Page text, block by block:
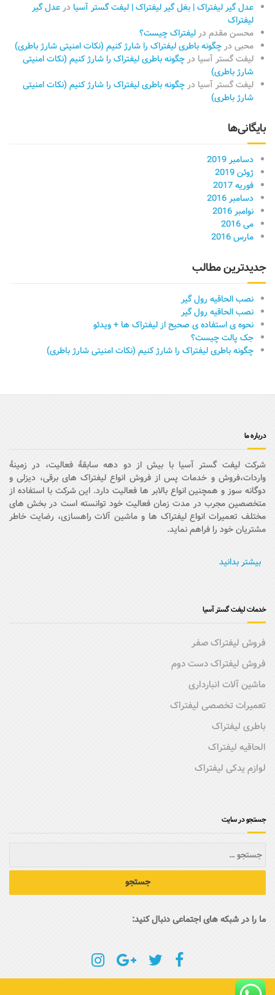
عدل گیر لیفتراک | بغل گیر لیفتراک​ | لیفت گستر آسیا در عدل گیر
لیفتراک
محسن مقدم در لیفتراک چیست؟
محبی در چگونه باطری لیفتراک را شارژ کنیم (نکات امنیتی شارژ باطری)
لیفت گستر آسیا در چگونه باطری لیفتراک را شارژ کنیم (نکات امنیتی
شارژ باطری)
لیفت گستر آسیا در چگونه باطری لیفتراک را شارژ کنیم (نکات امنیتی
شارژ باطری)
بایگانی‌ها
دسامبر 2019
ژوئن 2019
فوریه 2017
دسامبر 2016
نوامبر 2016
می 2016
مارس 2016
جدیدترین مطالب
نصب الحاقیه رول گیر
نصب الحاقیه رول گیر
نحوه ی استفاده ی صحیح از لیفتراک ها + ویدئو
جک پالت چیست؟
چگونه باطری لیفتراک را شارژ کنیم (نکات امنیتی شارژ باطری)
درباره ما
شرکت لیفت گستر آسیا با بیش از دو دهه سابقۀ فعالیت، در زمینۀ
واردات،فروش و خدمات پس از فروش انواع لیفتراک های برقی، دیزلی و
دوگانه سوز و همچنین انواع بالابر ها فعالیت دارد. این شرکت با استفاده از
متخصصین مجرب در مدت زمان فعالیت خود توانسته است در بخش های
مختلف تعمیرات انواع لیفتراک ها و ماشین آلات راهسازی، رضایت خاطر
مشتریان خود را فراهم نماید.
بیشتر بدانید
خدمات لیفت گستر آسیا
فروش لیفتراک صفر
فروش لیفتراک دست دوم
ماشین آلات انبارداری
تعمیرات تخصصی لیفتراک
باطری لیفتراک
الحاقیه لیفتراک
لوازم یدکی لیفتراک
جستجو در سایت
ما را در شبکه های اجتماعی دنبال کنید: